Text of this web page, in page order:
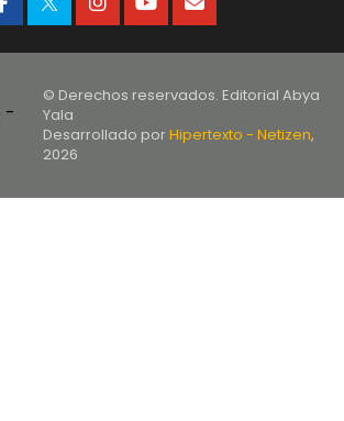
© Derechos reservados. Editorial Abya
Yala
Desarrollado porHipertexto - Netizen,
2026